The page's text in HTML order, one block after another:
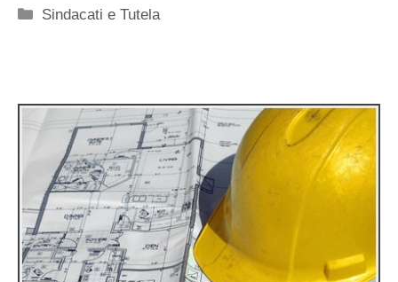
Categorie
Sindacati e Tutela